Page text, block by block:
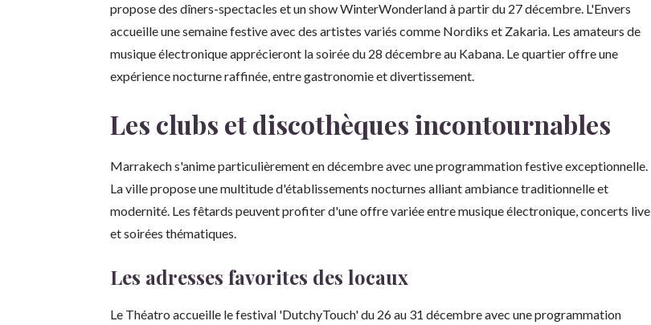
propose des dîners-spectacles et un show WinterWonderland à partir du 27 décembre. L'Envers
accueille une semaine festive avec des artistes variés comme Nordiks et Zakaria. Les amateurs de
musique électronique apprécieront la soirée du 28 décembre au Kabana. Le quartier offre une
expérience nocturne raffinée, entre gastronomie et divertissement.
Les clubs et discothèques incontournables
Marrakech s'anime particulièrement en décembre avec une programmation festive exceptionnelle.
La ville propose une multitude d'établissements nocturnes alliant ambiance traditionnelle et
modernité. Les fêtards peuvent profiter d'une offre variée entre musique électronique, concerts live
et soirées thématiques.
Les adresses favorites des locaux
Le Théatro accueille le festival 'DutchyTouch' du 26 au 31 décembre avec une programmation